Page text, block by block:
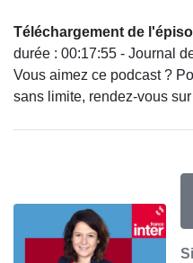
Téléchargement de
durée : 00:17:55 - Journal
Vous aimez ce podcast ?
sans limite, rendez-vous